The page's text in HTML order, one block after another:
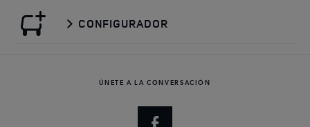
CONFIGURADOR
ÚNETE A LA CONVERSACIÓN